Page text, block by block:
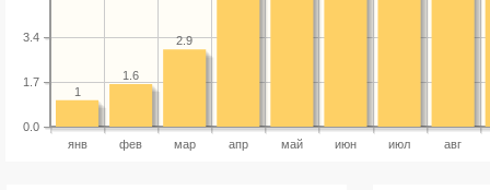
янв фев мар апр май июн июл авг
0.0
1.7
3.4 2.9
1.6
1